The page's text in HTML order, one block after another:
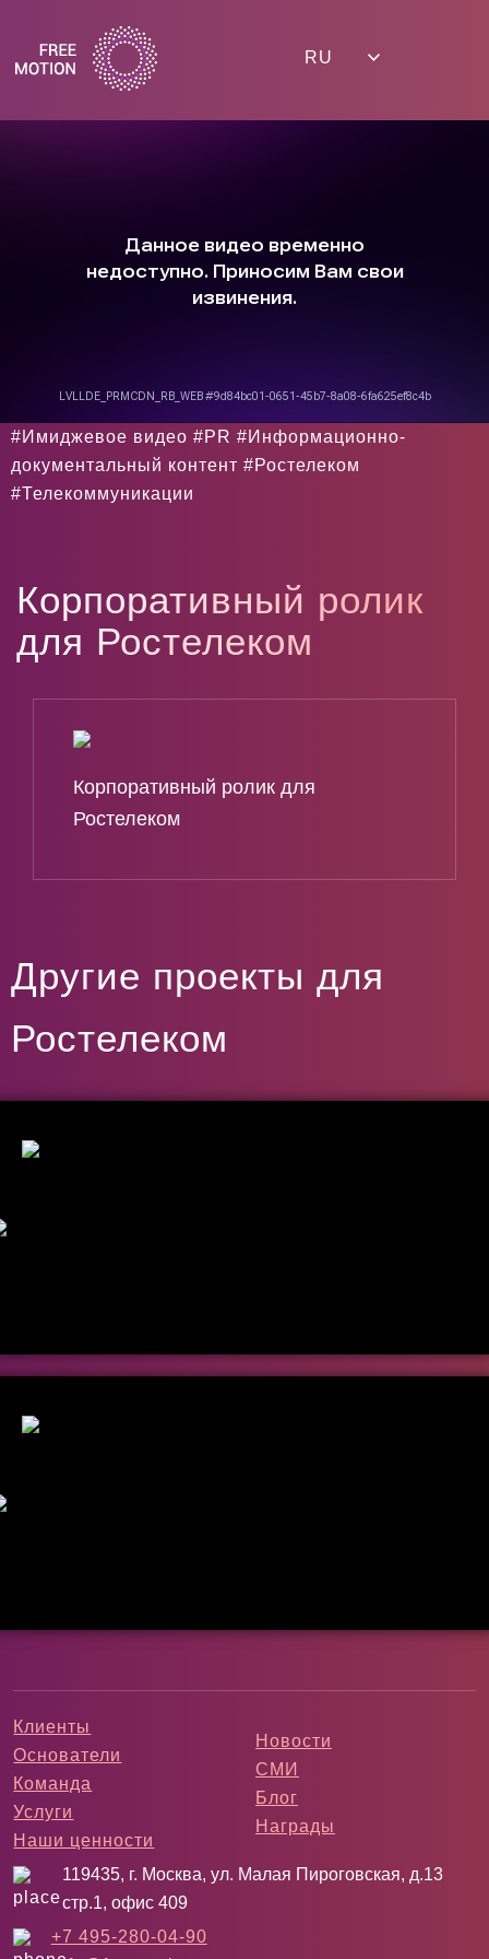
RU
#Имиджевое видео #PR #Информационно-
документальный контент #Ростелеком
#Телекоммуникации
Корпоративный ролик
для Ростелеком
Корпоративный ролик для
Ростелеком
Другие проекты для
Ростелеком
Клиенты
Основатели
Команда
Услуги
Наши ценности
Новости
СМИ
Блог
Награды
119435, г. Москва, ул. Малая Пироговская, д.13
стр.1, офис 409
+7 495-280-04-90